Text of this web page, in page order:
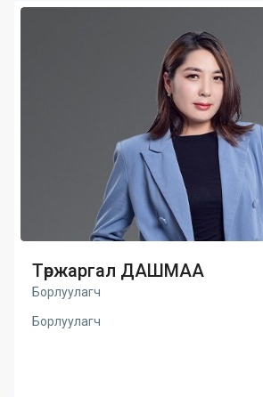
Төржаргал ДАШМАА
Борлуулагч
Борлуулагч